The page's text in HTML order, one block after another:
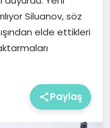
Siluanov, söz
elde ettikleri
Paylaş